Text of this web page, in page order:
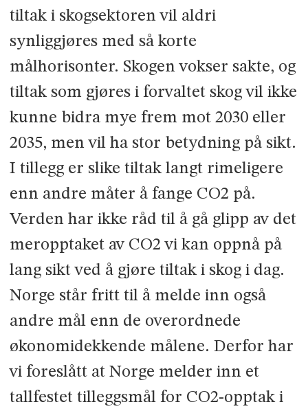
tiltak i skogsektoren vil aldri
synliggjøres med så korte
målhorisonter. Skogen vokser sakte, og
tiltak som gjøres i forvaltet skog vil ikke
kunne bidra mye frem mot 2030 eller
2035, men vil ha stor betydning på sikt.
I tillegg er slike tiltak langt rimeligere
enn andre måter å fange CO2 på.
Verden har ikke råd til å gå glipp av det
meropptaket av CO2 vi kan oppnå på
lang sikt ved å gjøre tiltak i skog i dag.
Norge står fritt til å melde inn også
andre mål enn de overordnede
økonomidekkende målene. Derfor har
vi foreslått at Norge melder inn et
tallfestet tilleggsmål for CO2-opptak i